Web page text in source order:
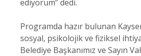
ediyorum” dedi.
Programda hazır bulunan
sosyal, psikolojik ve fiziksel
Belediye Başkanımız ve